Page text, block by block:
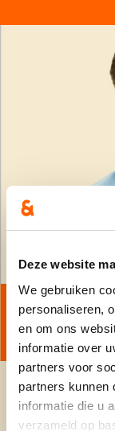
Deze website
We gebruiken
personaliseren,
en om ons
informatie over
partners voor
partners kunnen
informatie die u
verzameld op